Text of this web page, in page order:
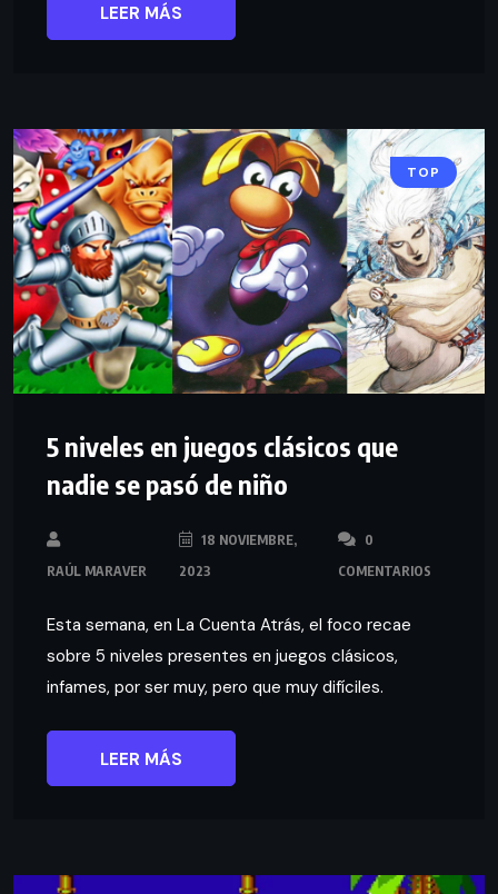
LEER MÁS
TOP
5 niveles en juegos clásicos que
nadie se pasó de niño
RAÚL MARAVER
18 NOVIEMBRE,
2023
0
COMENTARIOS
Esta semana, en La Cuenta Atrás, el foco recae
sobre 5 niveles presentes en juegos clásicos,
infames, por ser muy, pero que muy difíciles.
LEER MÁS